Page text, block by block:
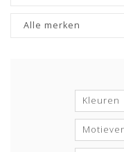
Alle merken
Kleuren